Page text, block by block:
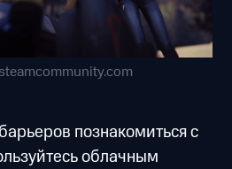
познакомиться с
облачным